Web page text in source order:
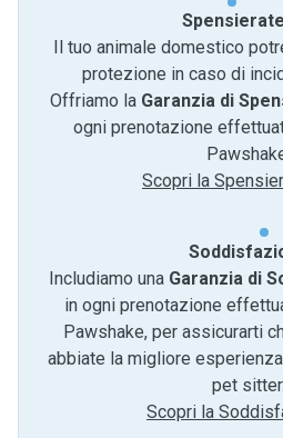
Il tuo animale domestico
protezione in caso di
Offriamo la Garanzia di
ogni prenotazione
Scopri la
Includiamo una Garanzia di
in ogni prenotazione
Pawshake, per assicurarti
abbiate la migliore
pet sitter.
Scopri la